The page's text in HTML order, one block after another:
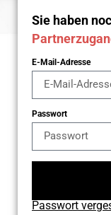
Sie haben
E-Mail-Adresse
Passwort
Passwort